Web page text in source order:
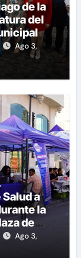
de la
del
Ago 3,
a
la
de
Ago 3,